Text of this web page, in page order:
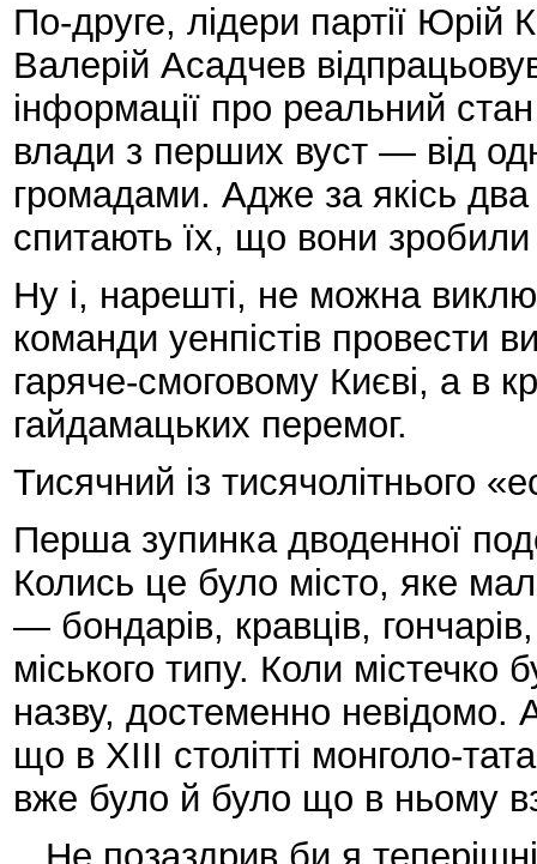
По-друге, лідери партії
Валерій Асадчев
інформації про реальний
влади з перших вуст — від
громадами. Адже за якісь
спитають їх, що вони
Ну і, нарешті, не можна
команди уенпістів провести
гаряче-смоговому Києві, а в
гайдамацьких перемог.
Тисячний із тисячолітнього
Перша зупинка дводенної
Колись це було місто, яке
— бондарів, кравців,
міського типу. Коли містечко
назву, достеменно невідомо.
що в XIII столітті монголо-
вже було й було що в ньому